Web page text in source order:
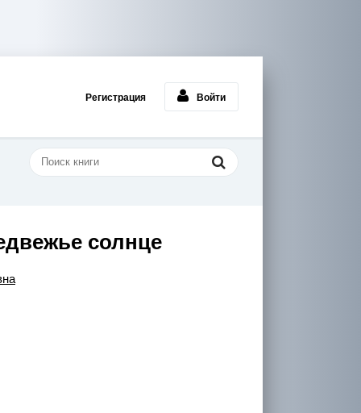
Регистрация Войти
солнце